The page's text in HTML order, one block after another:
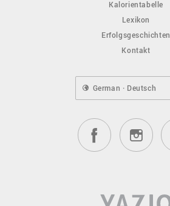
Kalorientabelle
Lexikon
Erfolgsgeschichten
Kontakt
German · Deutsch